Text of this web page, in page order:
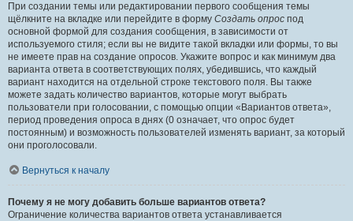
При создании темы или редактировании первого сообщения темы
щёлкните на вкладке или перейдите в форму Создать опрос под
основной формой для создания сообщения, в зависимости от
используемого стиля; если вы не видите такой вкладки или формы, то вы
не имеете прав на создание опросов. Укажите вопрос и как минимум два
варианта ответа в соответствующих полях, убедившись, что каждый
вариант находится на отдельной строке текстового поля. Вы также
можете задать количество вариантов, которые могут выбрать
пользователи при голосовании, с помощью опции «Вариантов ответа»,
период проведения опроса в днях (0 означает, что опрос будет
постоянным) и возможность пользователей изменять вариант, за который
они проголосовали.
Вернуться к началу
Почему я не могу добавить больше вариантов ответа?
Ограничение количества вариантов ответа устанавливается